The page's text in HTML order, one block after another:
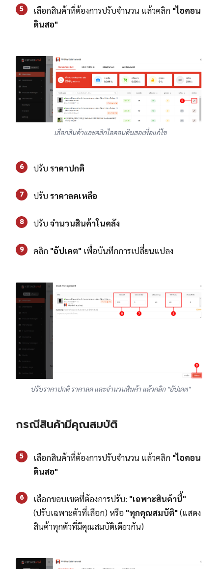
5 เลือกสินค้าที่ต้องการปรับจำนวน แล้วคลิก "ไอคอน
ดินสอ"
เลือกสินค้าและคลิกไอคอนดินสอเพื่อแก้ไข
6 ปรับราคาปกติ
7 ปรับราคาลดเหลือ
8 ปรับจำนวนสินค้าในคลัง
9 คลิก "อัปเดต" เพื่อบันทึกการเปลี่ยนแปลง
ปรับราคาปกติ ราคาลด และจำนวนสินค้า แล้วคลิก "อัปเดต"
กรณีสินค้ามีคุณสมบัติ
5 เลือกสินค้าที่ต้องการปรับจำนวน แล้วคลิก "ไอคอน
ดินสอ"
6 เลือกขอบเขตที่ต้องการปรับ: "เฉพาะสินค้านี้"
(ปรับเฉพาะตัวที่เลือก) หรือ "ทุกคุณสมบัติ"(แสดง
สินค้าทุกตัวที่มีคุณสมบัติเดียวกัน)